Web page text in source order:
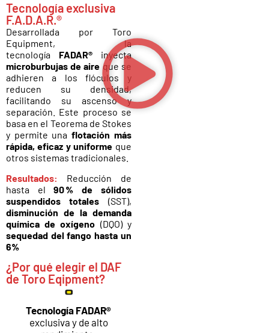
Tecnología exclusiva
F.A.D.A.R.®
Desarrollada por Toro
Equipment, la
tecnología FADAR® inyecta
microburbujas de aireque se
adhieren a los flóculos y
reducen su densidad,
facilitando su ascenso y
separación. Este proceso se
basa en el Teorema de Stokes
y permite unaflotación más
rápida, eficaz y uniforme que
otros sistemas tradicionales.
Resultados: Reducción de
hasta el90 % de sólidos
suspendidos totales (SST),
disminución de la demanda
química de oxígeno (DQO) y
sequedad del fango hasta un
6%
¿Por qué elegir el DAF
de Toro Eqipment?
Tecnología FADAR®
exclusiva y de alto